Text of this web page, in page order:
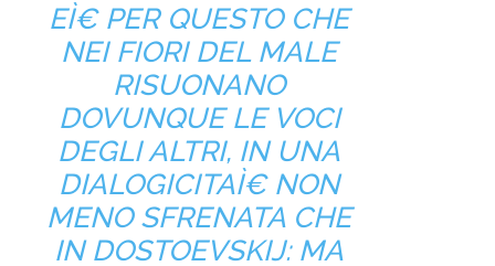
EÌ€ PER QUESTO CHE
NEI FIORI DEL MALE
RISUONANO
DOVUNQUE LE VOCI
DEGLI ALTRI, IN UNA
DIALOGICITAÌ€ NON
MENO SFRENATA CHE
IN DOSTOEVSKIJ: MA